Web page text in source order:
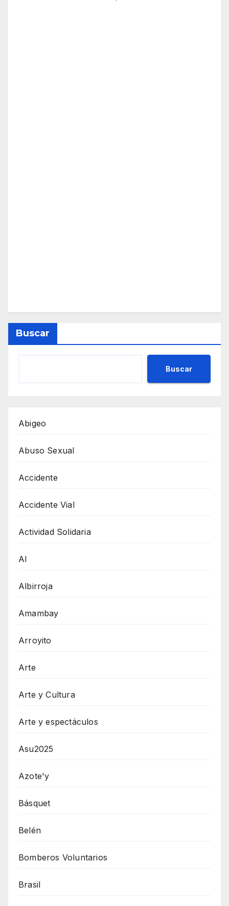
Buscar
Buscar
Abigeo
Abuso Sexual
Accidente
Accidente Vial
Actividad Solidaria
AI
Albirroja
Amambay
Arroyito
Arte
Arte y Cultura
Arte y espectáculos
Asu2025
Azote'y
Básquet
Belén
Bomberos Voluntarios
Brasil